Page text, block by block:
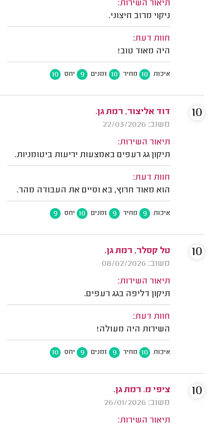
תיאור השירות:
ניקוי מרזב חיצוני.
חוות דעת:
היה מאוד טוב!
איכות 10 מחיר 10 זמנים 9 יחס 10
דוד אליצור, רמת גן.
משוב: 22/03/2026
תיאור השירות:
תיקון גג רעפים באמצעות יריעות ביטומניות.
חוות דעת:
הוא מאוד חרוץ, בא וסיים את העבודה מהר.
איכות 9 מחיר 9 זמנים 10 יחס 9
10
טל קסלר, רמת גן.
משוב: 08/02/2026
תיאור השירות:
תיקון דליפה בגג רעפים.
חוות דעת:
השירות היה מעולה!
איכות 10 מחיר 9 זמנים 9 יחס 10
10
ציפי מ. רמת גן.
משוב: 26/01/2026
תיאור השירות:
10